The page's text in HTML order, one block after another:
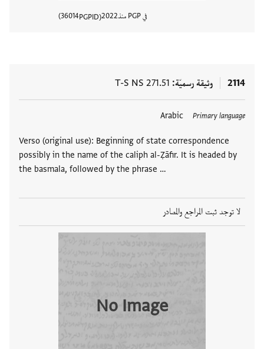
في PGP منذ 2022
PGPID
36014
2114 وثيقة رسميّة T-S NS 271.51
Primary language
Arabic
Verso (original use): Beginning of state correspondence
possibly in the name of the caliph al-Ẓāfir. It is headed by
the basmala, followed by the phrase …
لا توجد ثبت المراجع والمصادر
No Image